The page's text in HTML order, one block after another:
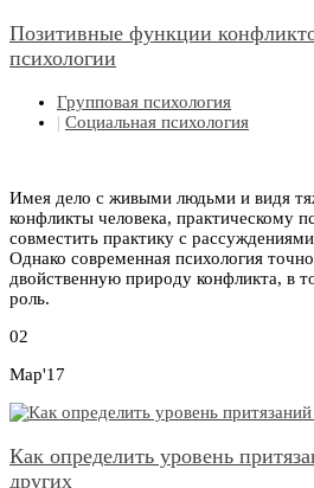
Позитивные функции
психологии
Групповая психология
| Социальная психология
Имея дело с живыми людьми и видя
конфликты человека, практическому
совместить практику с
Однако современная психология
двойственную природу конфликта, в
роль.
02
Мар'17
Как определить уровень
других